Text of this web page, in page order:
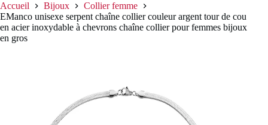
Accueil Bijoux
Collier femme
EManco unisexe serpent chaîne collier couleur argent tour de cou
en acier inoxydable à chevrons chaîne collier pour femmes bijoux
en gros